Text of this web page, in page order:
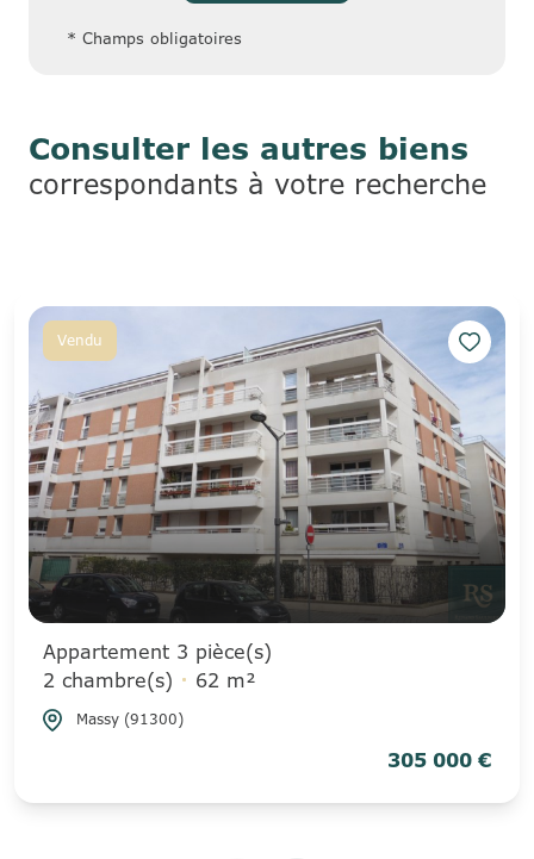
* Champs obligatoires
Consulter les autres biens
correspondants à votre recherche
Vendu
Appartement 3 pièce(s)
2 chambre(s)
62 m²
Massy (91300)
305 000 €